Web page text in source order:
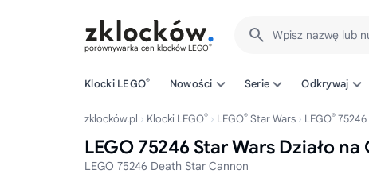
porównywarka cen klocków LEGO®
Wpisz nazwę lub
Klocki LEGO® Nowości Serie Odkrywaj
zklocków.pl Klocki LEGO® LEGO® Star Wars LEGO® 75246
LEGO 75246 Star Wars Działo
LEGO 75246 Death Star Cannon